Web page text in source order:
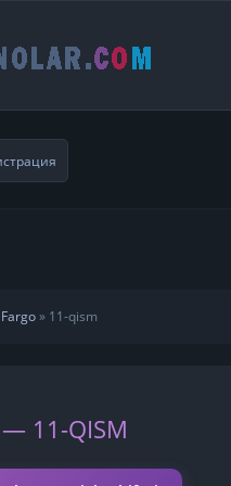
Fargo» 11-qism
— 11-QISM